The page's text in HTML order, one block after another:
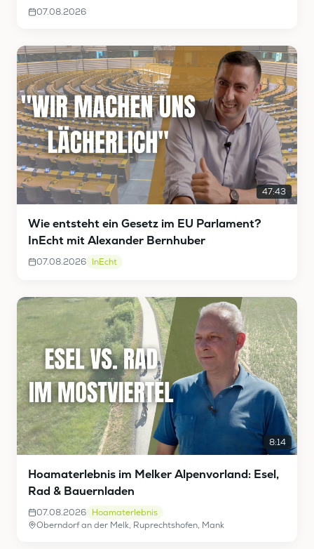
07.08.2026
47:43
Wie entsteht ein Gesetz im EU Parlament?
InEcht mit Alexander Bernhuber
07.08.2026 InEcht
8:14
Hoamaterlebnis im Melker Alpenvorland: Esel,
Rad & Bauernladen
07.08.2026 Hoamaterlebnis
Oberndorf an der Melk, Ruprechtshofen, Mank